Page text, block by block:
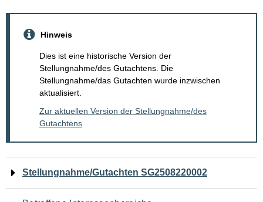
Hinweis
Dies ist eine historische Version der
Stellungnahme/des Gutachtens. Die
Stellungnahme/das Gutachten wurde inzwischen
aktualisiert.
Zur aktuellen Version der Stellungnahme/des
Gutachtens
Navigation
für
Stellungnahme/Gutachten SG2508220002